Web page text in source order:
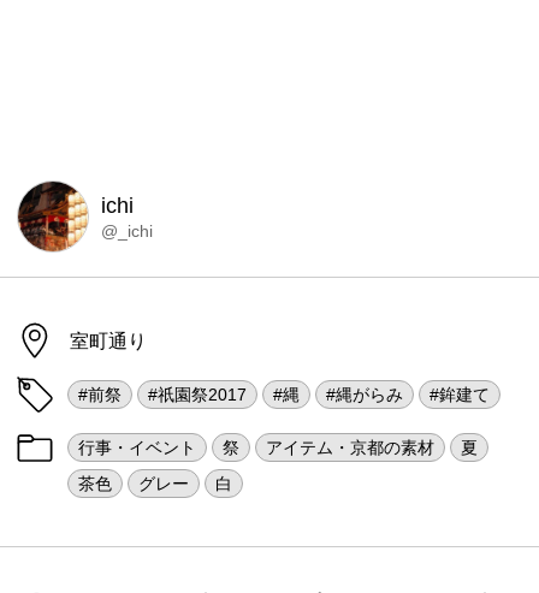
ichi
@_ichi
室町通り
#前祭 #祇園祭2017 #縄 #縄がらみ #鉾建て
行事・イベント 祭 アイテム・京都の素材
夏
茶色
グレー 白